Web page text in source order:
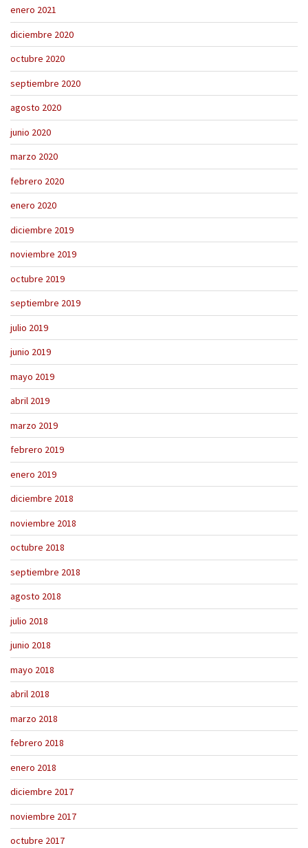
enero 2021
diciembre 2020
octubre 2020
septiembre 2020
agosto 2020
junio 2020
marzo 2020
febrero 2020
enero 2020
diciembre 2019
noviembre 2019
octubre 2019
septiembre 2019
julio 2019
junio 2019
mayo 2019
abril 2019
marzo 2019
febrero 2019
enero 2019
diciembre 2018
noviembre 2018
octubre 2018
septiembre 2018
agosto 2018
julio 2018
junio 2018
mayo 2018
abril 2018
marzo 2018
febrero 2018
enero 2018
diciembre 2017
noviembre 2017
octubre 2017